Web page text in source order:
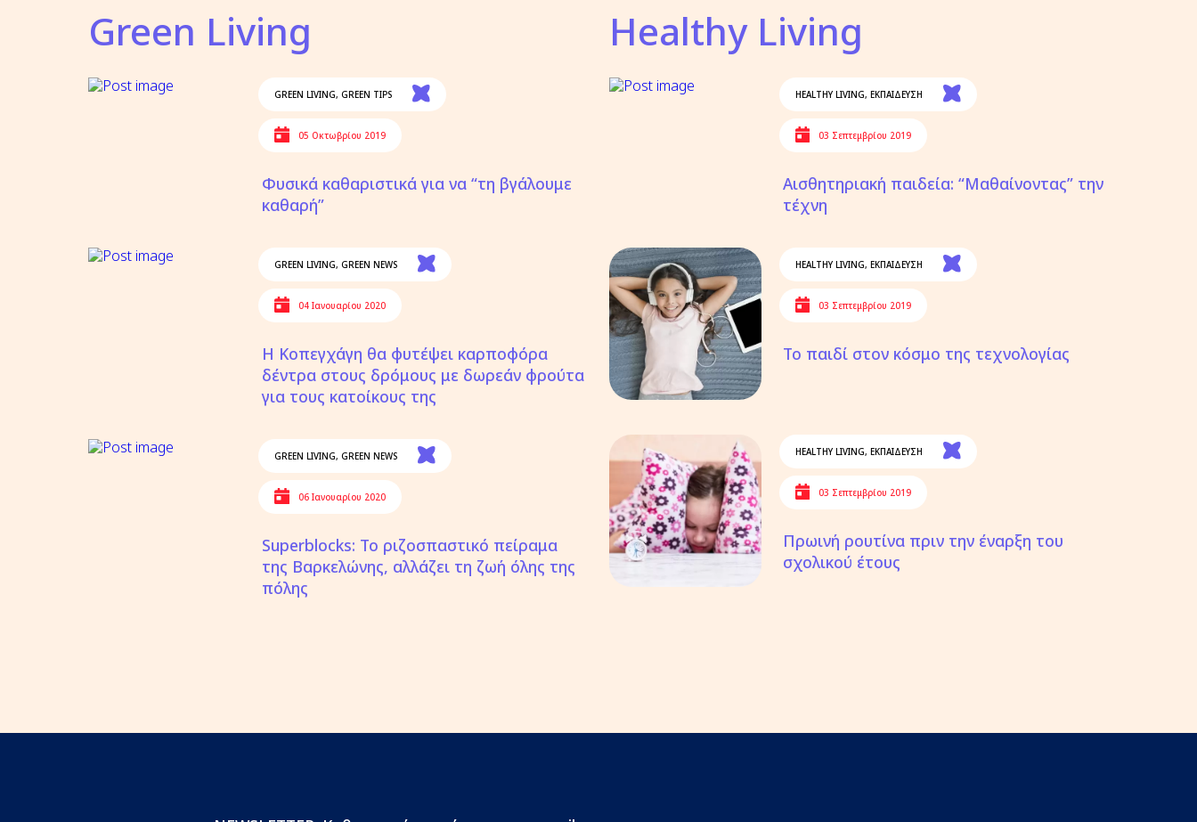
Green Living
GREEN LIVING, GREEN TIPS
05 Οκτωβρίου 2019
Φυσικά καθαριστικά για να “τη βγάλουμε
καθαρή”
GREEN LIVING, GREEN NEWS
04 Ιανουαρίου 2020
Η Κοπεγχάγη θα φυτέψει καρποφόρα
δέντρα στους δρόμους με δωρεάν φρούτα
για τους κατοίκους της
GREEN LIVING, GREEN NEWS
06 Ιανουαρίου 2020
Superblocks: Το ριζοσπαστικό πείραμα
της Βαρκελώνης, αλλάζει τη ζωή όλης της
πόλης
Healthy Living
HEALTHY LIVING, ΕΚΠΑΙΔΕΥΣΗ
03 Σεπτεμβρίου 2019
Αισθητηριακή παιδεία: “Μαθαίνοντας” την
τέχνη
HEALTHY LIVING, ΕΚΠΑΙΔΕΥΣΗ
03 Σεπτεμβρίου 2019
Το παιδί στον κόσμο της τεχνολογίας
HEALTHY LIVING, ΕΚΠΑΙΔΕΥΣΗ
03 Σεπτεμβρίου 2019
Πρωινή ρουτίνα πριν την έναρξη του
σχολικού έτους